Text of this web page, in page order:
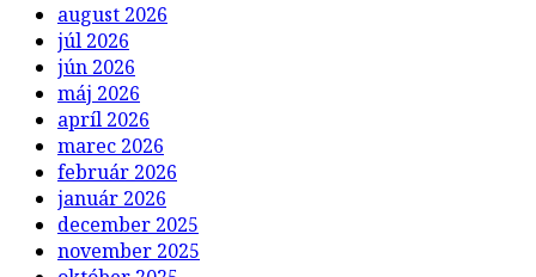
august 2026
júl 2026
jún 2026
máj 2026
apríl 2026
marec 2026
február 2026
január 2026
december 2025
november 2025